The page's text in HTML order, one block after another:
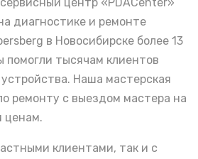
диагностике и ремонте
в Новосибирске более 13
помогли тысячам клиентов
Наша мастерская
ремонту с выездом мастера на
ценам.
клиентами, так и с